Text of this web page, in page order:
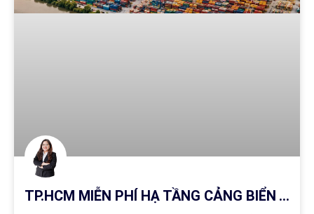
TP.HCM MIỄN PHÍ HẠ TẦNG CẢNG BIỂN TỪ 1/7/2026: CẬP NHẬT MỚI NHẤT